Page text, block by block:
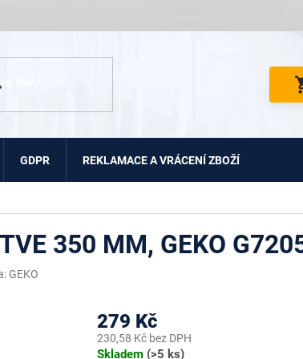
GDPR REKLAMACE A VRÁCENÍ ZBOŽÍ
350 MM, GEKO
GEKO
279 Kč
230,58 Kč bez DPH
Měrná
Skladem (>5 ks)